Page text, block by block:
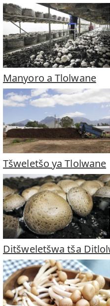
Manyoro a Tlolwane
Tšweletšo ya Tlolwane
Ditšweletšwa tša